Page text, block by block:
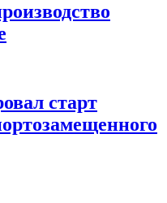
старт